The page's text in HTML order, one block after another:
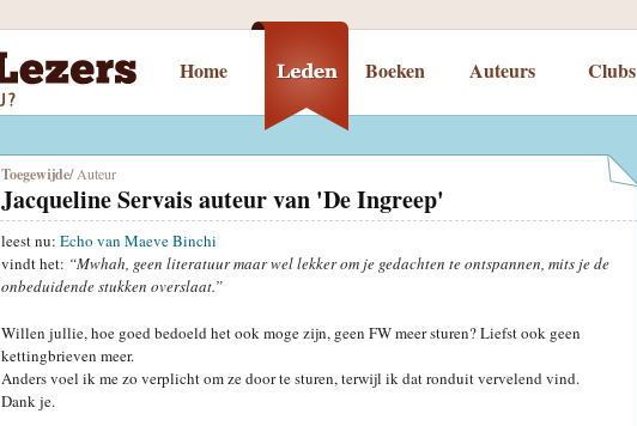
Home Boeken Auteurs Clubs
Toegewijde/Auteur
Jacqueline Servais auteur van 'De Ingreep'
leest nu: Echo van Maeve Binchi
vindt het: “Mwhah, geen literatuur maar wel lekker om je gedachten te ontspannen, mits je de
onbeduidende stukken overslaat.”
Willen jullie, hoe goed bedoeld het ook moge zijn, geen FW meer sturen? Liefst ook geen
kettingbrieven meer.
Anders voel ik me zo verplicht om ze door te sturen, terwijl ik dat ronduit vervelend vind.
Dank je.